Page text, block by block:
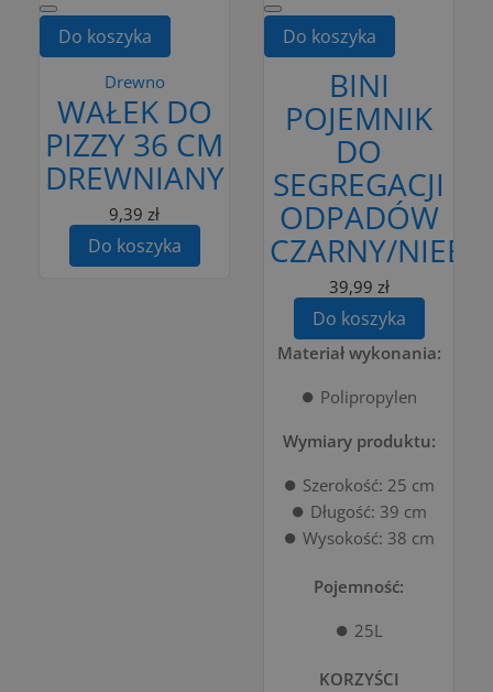
Do koszyka
Drewno
WAŁEK DO
PIZZY 36 CM
DREWNIANY
9,39 zł
Do koszyka
Do koszyka
BINI
POJEMNIK
DO
SEGREGACJI
ODPADÓW
CZARNY/
39,99 zł
Do koszyka
Materiał wykonania:
⏺️ Polipropylen
Wymiary produktu:
⏺️ Szerokość: 25 cm
⏺️ Długość: 39 cm
⏺️ Wysokość: 38 cm
Pojemność:
⏺️ 25L
KORZYŚCI